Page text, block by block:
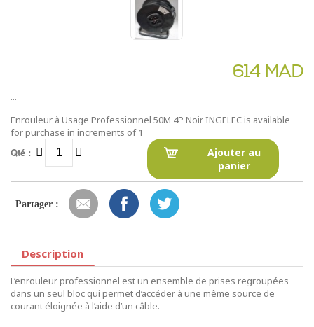
614 MAD
...
Enrouleur à Usage Professionnel 50M 4P Noir INGELEC is available
for purchase in increments of 1
Qté :
Ajouter au
panier
Partager :
Description
L’enrouleur professionnel est un ensemble de prises regroupées
dans un seul bloc qui permet d’accéder à une même source de
courant éloignée à l’aide d’un câble.